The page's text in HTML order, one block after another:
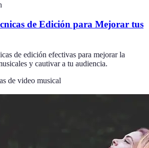
de Edición para Mejorar tus
de edición efectivas para mejorar la
y cautivar a tu audiencia.
de video musical